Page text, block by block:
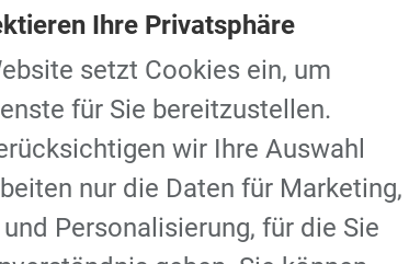
€ Details
kombiniert:7,00 l/100km
F
159,00 g/km
Ihre Privatsphäre
setzt Cookies ein, um
für Sie bereitzustellen.
wir Ihre Auswahl
nur die Daten für Marketing,
Personalisierung, für die Sie